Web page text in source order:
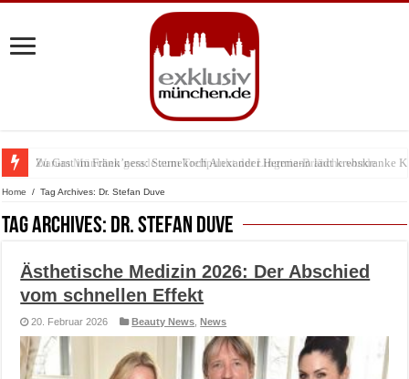
Warum München gerade zum Treffpunkt der Lingerie-Branche wurde
Home / Tag Archives: Dr. Stefan Duve
Tag Archives: Dr. Stefan Duve
Ästhetische Medizin 2026: Der Abschied
vom schnellen Effekt
20. Februar 2026 Beauty News ,News